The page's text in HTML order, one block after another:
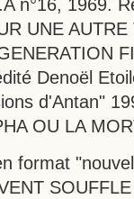
n°16, 1969.
UNE
Denoël
d'Antan"
OU LA
format